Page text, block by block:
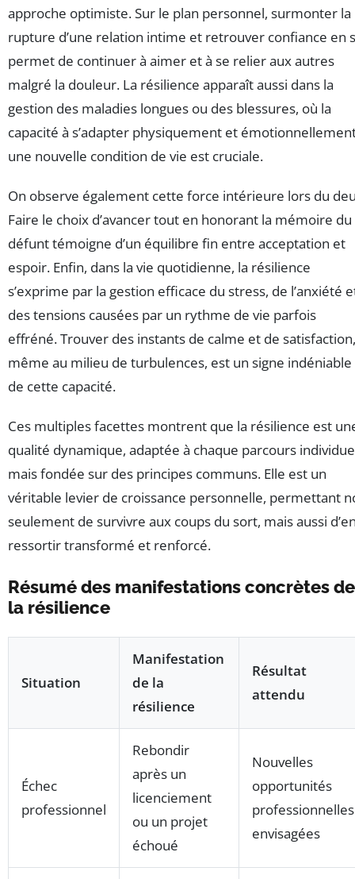
approche optimiste. Sur le plan personnel, surmonter la
rupture d’une relation intime et retrouver confiance en
permet de continuer à aimer et à se relier aux autres
malgré la douleur. La résilience apparaît aussi dans la
gestion des maladies longues ou des blessures, où la
capacité à s’adapter physiquement et
une nouvelle condition de vie est cruciale.
On observe également cette force intérieure lors du
Faire le choix d’avancer tout en honorant la mémoire du
défunt témoigne d’un équilibre fin entre acceptation et
espoir. Enfin, dans la vie quotidienne, la résilience
s’exprime par la gestion efficace du stress, de l’anxiété
des tensions causées par un rythme de vie parfois
effréné. Trouver des instants de calme et de satisfaction,
même au milieu de turbulences, est un signe indéniable
de cette capacité.
Ces multiples facettes montrent que la résilience est
qualité dynamique, adaptée à chaque parcours
mais fondée sur des principes communs. Elle est un
véritable levier de croissance personnelle, permettant
seulement de survivre aux coups du sort, mais aussi
ressortir transformé et renforcé.
Résumé des manifestations concrètes de
la résilience
Situation
Manifestation
de la
résilience
Résultat
attendu
Échec
professionnel
Rebondir
après un
licenciement
ou un projet
échoué
Nouvelles
opportunités
professionnelles
envisagées